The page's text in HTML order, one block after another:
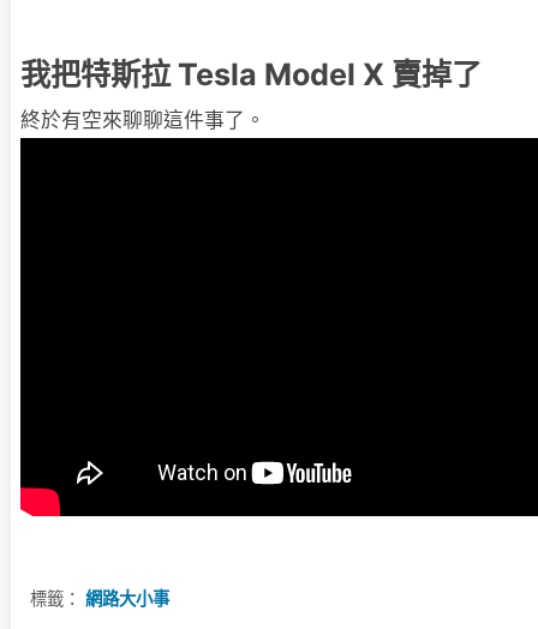
我把特斯拉 Tesla Model X 賣掉了
終於有空來聊聊這件事了。
標籤： 網路大小事